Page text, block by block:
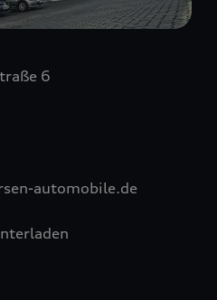
6
automobile.de